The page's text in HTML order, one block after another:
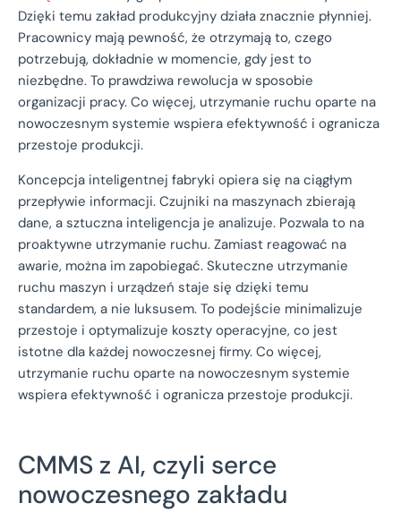
Dzięki temu zakład produkcyjny działa znacznie płynniej.
Pracownicy mają pewność, że otrzymają to, czego
potrzebują, dokładnie w momencie, gdy jest to
niezbędne. To prawdziwa rewolucja w sposobie
organizacji pracy. Co więcej, utrzymanie ruchu oparte na
nowoczesnym systemie wspiera efektywność i ogranicza
przestoje produkcji.
Koncepcja inteligentnej fabryki opiera się na ciągłym
przepływie informacji. Czujniki na maszynach zbierają
dane, a sztuczna inteligencja je analizuje. Pozwala to na
proaktywne utrzymanie ruchu. Zamiast reagować na
awarie, można im zapobiegać. Skuteczne utrzymanie
ruchu maszyn i urządzeń staje się dzięki temu
standardem, a nie luksusem. To podejście minimalizuje
przestoje i optymalizuje koszty operacyjne, co jest
istotne dla każdej nowoczesnej firmy. Co więcej,
utrzymanie ruchu oparte na nowoczesnym systemie
wspiera efektywność i ogranicza przestoje produkcji.
CMMS z AI, czyli serce
nowoczesnego zakładu